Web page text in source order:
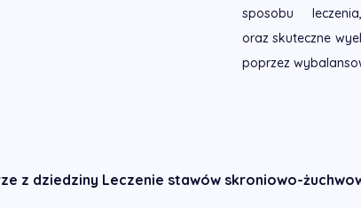
sposobu
oraz skuteczne
poprzez
z dziedziny Leczenie stawów skroniowo-